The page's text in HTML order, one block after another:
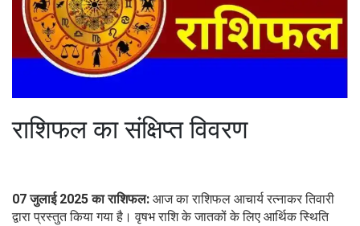
राशिफल का संक्षिप्त विवरण
07 जुलाई 2025 का राशिफल: आज का राशिफल आचार्य रत्नाकर तिवारी
द्वारा प्रस्तुत किया गया है। वृषभ राशि के जातकों के लिए आर्थिक स्थिति